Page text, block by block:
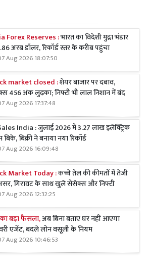
Forex Reserves :भारत का विदेशी मुद्रा भंडार
अरब डॉलर, रिकॉर्ड स्तर के करीब पहुंचा
Aug 2026 18:07:50
market closed :शेयर बाजार पर दबाव,
456 अंक लुढ़का; निफ्टी भी लाल निशान में बंद
Aug 2026 17:37:48
India : जुलाई 2026 में 3.27 लाख इलेक्ट्रिक
बिके, बिक्री ने बनाया नया रिकॉर्ड
Aug 2026 16:09:48
Market Today :कच्चे तेल की कीमतों में तेजी
गिरावट के साथ खुले सेंसेक्स और निफ्टी
Aug 2026 12:32:25
बड़ा फैसला,अब बिना बताए घर नहीं आएगा
एजेंट, बदले लोन वसूली के नियम
Aug 2026 10:46:53